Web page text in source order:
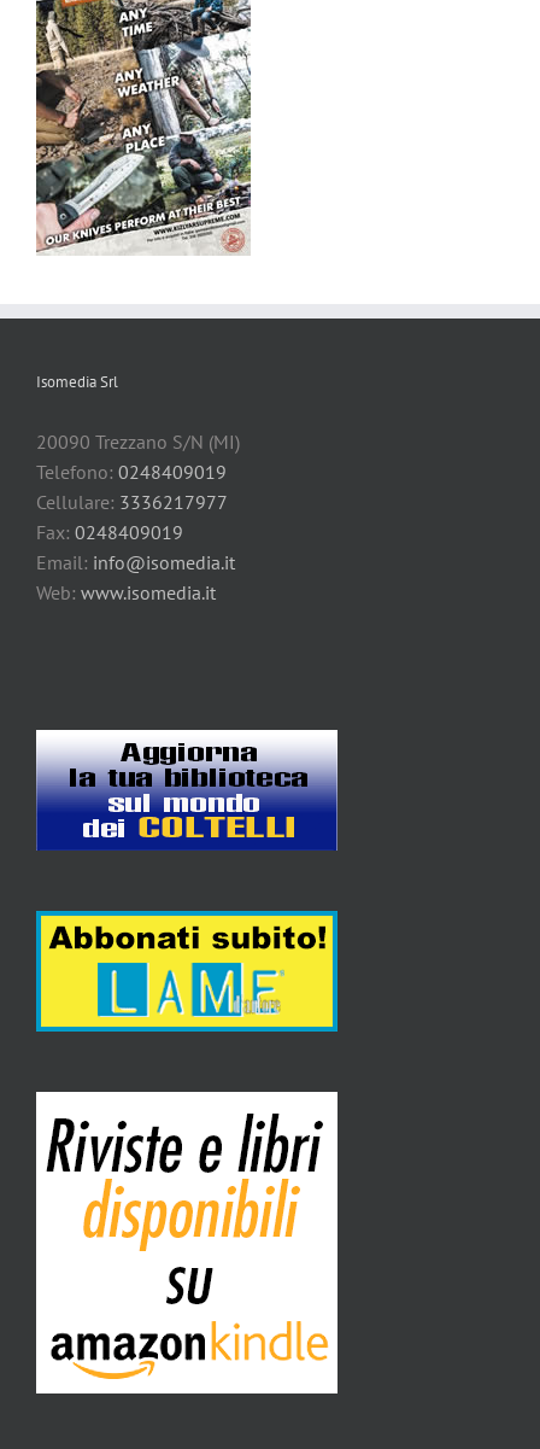
Isomedia Srl
20090 Trezzano S/N (MI)
Telefono: 0248409019
Cellulare: 3336217977
Fax: 0248409019
Email: info@isomedia.it
Web: www.isomedia.it